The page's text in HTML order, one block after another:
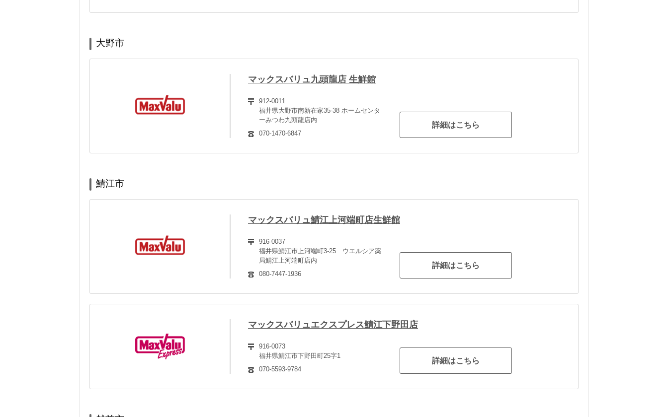
大野市
マックスバリュ九頭龍店 生鮮館
912-0011
福井県大野市南新在家35-38 ホームセンタ
ーみつわ九頭龍店内
070-1470-6847
詳細はこちら
鯖江市
マックスバリュ鯖江上河端町店生鮮館
916-0037
福井県鯖江市上河端町3-25 ウエルシア薬
局鯖江上河端町店内
080-7447-1936
詳細はこちら
マックスバリュエクスプレス鯖江下野田店
916-0073
福井県鯖江市下野田町25字1
070-5593-9784
詳細はこちら